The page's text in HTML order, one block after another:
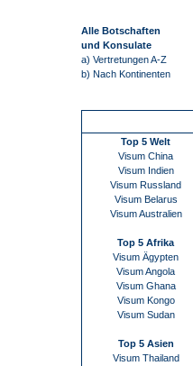
Alle Botschaften
und Konsulate
a) Vertretungen A-Z
b) Nach Kontinenten
Top 5 Welt
Visum China
Visum Indien
Visum Russland
Visum Belarus
Visum Australien
Top 5 Afrika
Visum Ägypten
Visum Angola
Visum Ghana
Visum Kongo
Visum Sudan
Top 5 Asien
Visum Thailand